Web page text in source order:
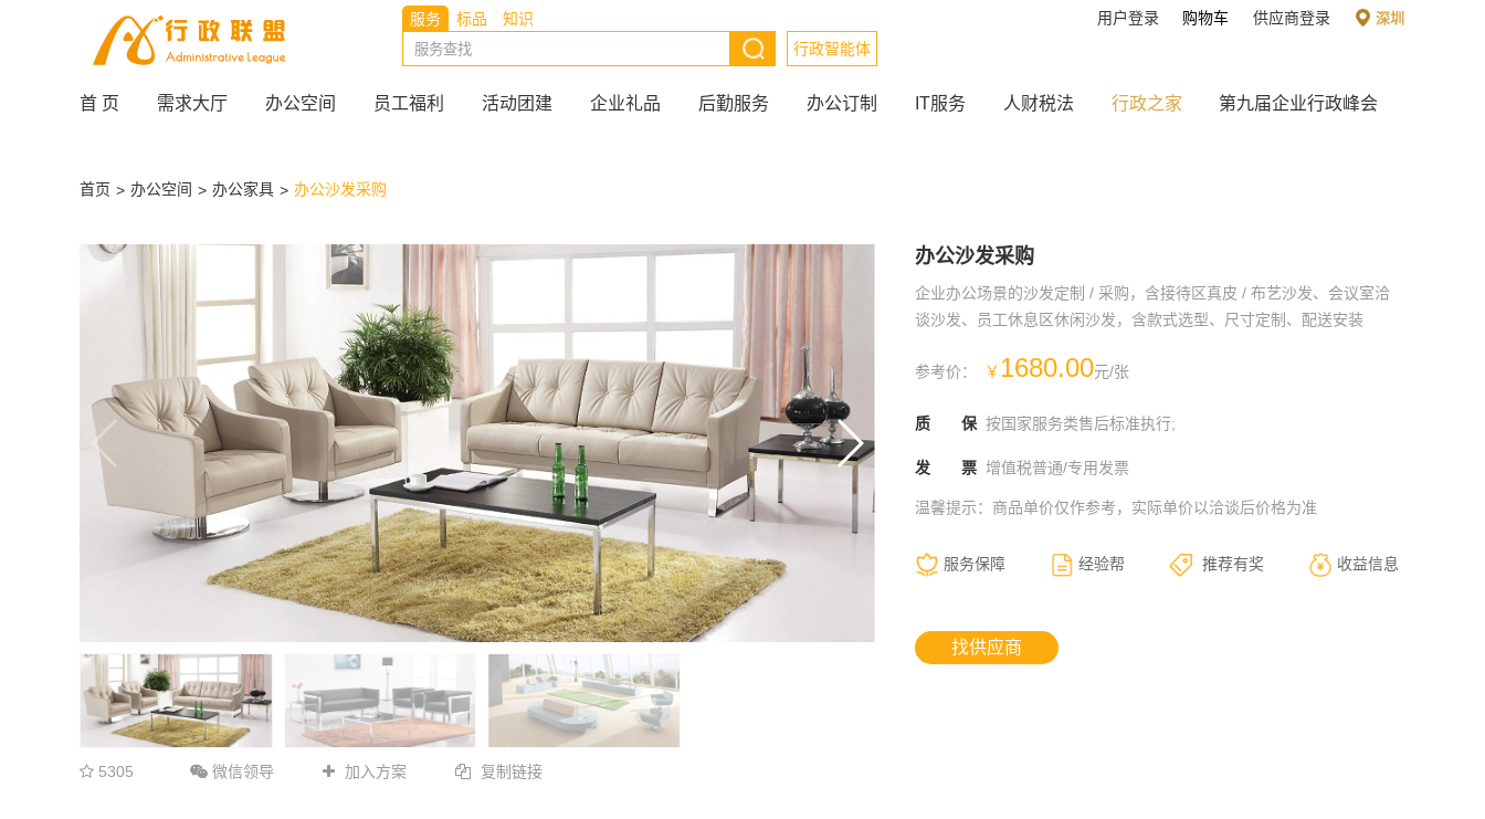
深圳
供应商登录
购物车
用户登录
服务 标品
知识
行政智能体
首 页 需求大厅 办公空间 员工福利 活动团建 企业礼品 后勤服务 办公订制 IT服务 人财税法 行政之家 第九届企业行政峰会
首页 > 办公空间 > 办公家具 > 办公沙发采购
5305 微信领导 加入方案 复制链接
办公沙发采购
企业办公场景的沙发定制 / 采购，含接待区真皮 / 布艺沙发、会议室洽
谈沙发、员工休息区休闲沙发，含款式选型、尺寸定制、配送安装
参考价： ￥ 1680.00元/张
质 保 按国家服务类售后标准执行;
发 票 增值税普通/专用发票
温馨提示：商品单价仅作参考，实际单价以洽谈后价格为准
服务保障 经验帮 推荐有奖 收益信息
找供应商